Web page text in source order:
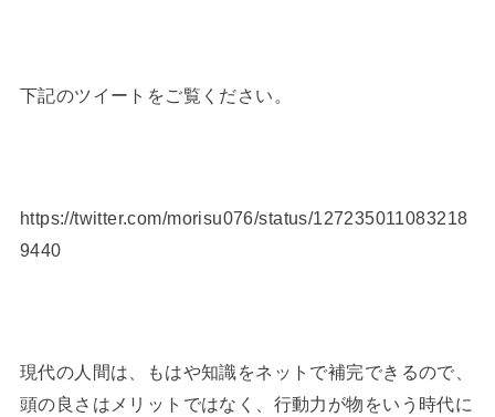
下記のツイートをご覧ください。
https://twitter.com/morisu076/status/127235011083218
9440
現代の人間は、もはや知識をネットで補完できるので、
頭の良さはメリットではなく、行動力が物をいう時代に